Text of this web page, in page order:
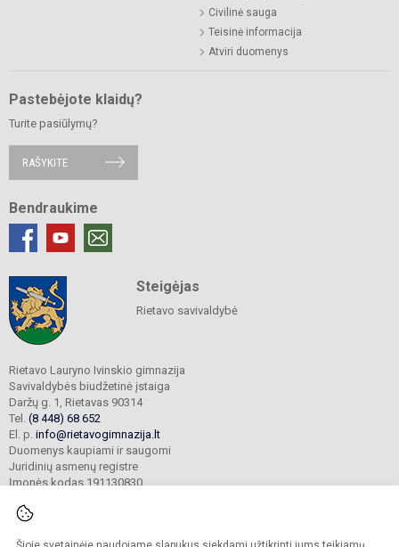
Civilinė sauga
Teisinė informacija
Atviri duomenys
Pastebėjote klaidų?
Turite pasiūlymų?
RAŠYKITE
Bendraukime
Steigėjas
Rietavo savivaldybė
Rietavo Lauryno Ivinskio gimnazija
Savivaldybės biudžetinė įstaiga
Daržų g. 1, Rietavas 90314
Tel. (8 448) 68 652
El. p. info@rietavogimnazija.lt
Duomenys kaupiami ir saugomi
Juridinių asmenų registre
Įmonės kodas 191130830